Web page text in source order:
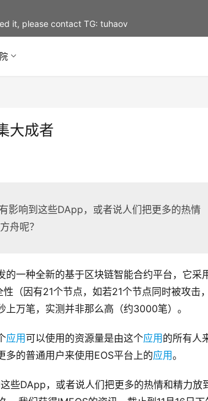
大成者
影响到这些DApp，或者说人们把更多的热情
舟呢？
的一种全新的基于区块链智能合约平台，它采
（因有21个节点，如若21个节点同时被攻击
万笔，实测并非那么高（约3000笔）。
应用可以使用的资源量是由这个应用 的所有人
的普通用户来使用EOS平台上的应用。
些DApp，或者说人们把更多的热情和精力放
it, please contact TG: tuhaov